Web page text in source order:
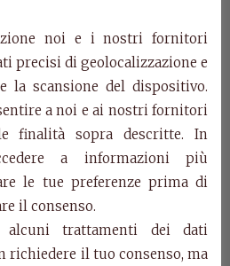
2 doors and 1 drawer
seat “type C”
Collection,Products
noi e i nostri fornitori
precisi di geolocalizzazione e
la scansione del dispositivo.
a noi e ai nostri fornitori
finalità sopra descritte. In
a informazioni più
le tue preferenze prima di
il consenso.
trattamenti dei dati
richiedere il tuo consenso, ma